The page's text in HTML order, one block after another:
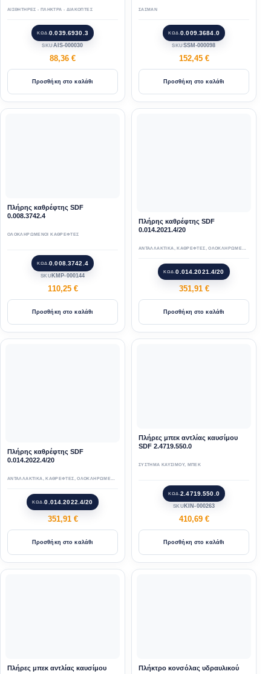
ΑΙΣΘΗΤΗΡΕΣ - ΠΛΗΚΤΡΑ - ΔΙΑΚΟΠΤΕΣ
ΚΩΔ.0.039.6930.3
SKUAIS-000030
88,36 €
Προσθήκη στο καλάθι
ΣΑΣΜΑΝ
ΚΩΔ.0.009.3684.0
SKUSSM-000098
152,45 €
Προσθήκη στο καλάθι
Πλήρης καθρέφτης SDF
0.008.3742.4
ΟΛΟΚΛΗΡΩΜΕΝΟΙ ΚΑΘΡΕΦΤΕΣ
ΚΩΔ.0.008.3742.4
SKU KMP-000144
110,25 €
Προσθήκη στο καλάθι
Πλήρης καθρέφτης SDF
0.014.2021.4/20
ΑΝΤΑΛΛΑΚΤΙΚΑ ΚΑΘΡΕΦΤΕΣ ,ΟΛΟΚΛΗΡΩΜΕΝΟΙ ΚΑΘΡΕΦΤΕΣ
ΚΩΔ.0.014.2021.4/20
351,91 €
Προσθήκη στο καλάθι
Πλήρης καθρέφτης SDF
0.014.2022.4/20
ΑΝΤΑΛΛΑΚΤΙΚΑ ΚΑΘΡΕΦΤΕΣ ,ΟΛΟΚΛΗΡΩΜΕΝΟΙ ΚΑΘΡΕΦΤΕΣ
ΚΩΔ.0.014.2022.4/20
351,91 €
Προσθήκη στο καλάθι
Πλήρες μπεκ αντλίας καυσίμου
SDF 2.4719.550.0
ΣΥΣΤΗΜΑ ΚΑΥΣΙΜΟΥ, ΜΠΕΚ
ΚΩΔ.2.4719.550.0
SKU KIN-000263
410,69 €
Προσθήκη στο καλάθι
Πλήρες μπεκ αντλίας καυσίμου
Πλήκτρο κονσόλας υδραυλικού